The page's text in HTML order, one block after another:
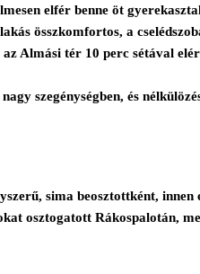
elfér benne öt
összkomfortos, a
Almási tér 10 perc sétával
szegénységben, és
sima beosztottként,
osztogatott Rákospalotán,